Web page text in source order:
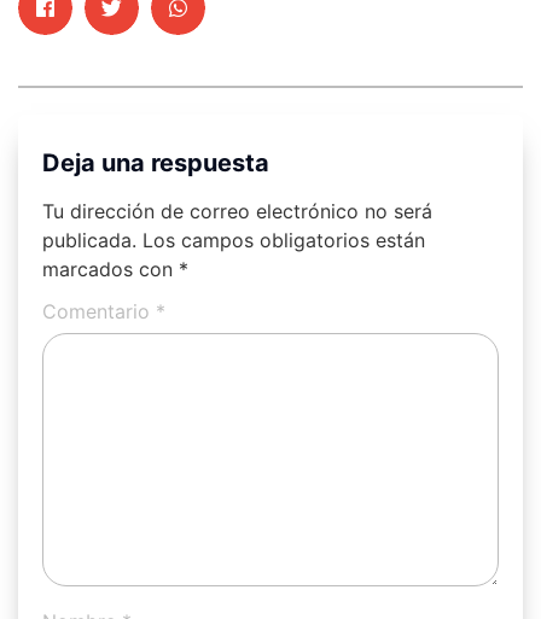
Deja una respuesta
Tu dirección de correo electrónico no será
publicada. Los campos obligatorios están
marcados con *
Comentario *